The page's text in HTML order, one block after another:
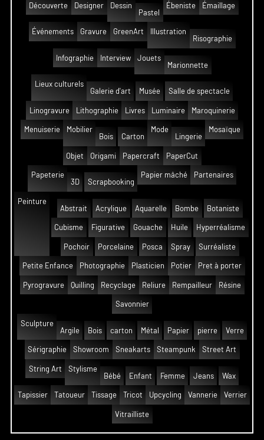
Découverte Designer
Dessin
Pastel
Ébeniste Émaillage
Événements Gravure GreenArt
Illustration
Risographie
Infographie Interview
Jouets
Marionnette
Lieux culturels
Galerie d'art
Musée Salle de spectacle
Linogravure Lithographie Livres Luminaire Maroquinerie
Menuiserie
Mobilier
Bois
Carton
Mode
Lingerie
Mosaïque
Objet Origami Papercraft PaperCut
Papeterie
3D
Scrapbooking
Papier mâché Partenaires
Peinture
Abstrait
Acrylique Aquarelle Bombe Botaniste
Cubisme Figurative Gouache Huile Hyperréalisme
Pochoir Porcelaine Posca Spray Surréaliste
Petite Enfance Photographie Plasticien Potier Pret à porter
Pyrogravure Quilling Recyclage Reliure Rempailleur Résine
Savonnier
Sculpture
Argile
Bois carton Métal Papier pierre Verre
Sérigraphie Showroom Sneakarts Steampunk Street Art
String Art
Stylisme
Bébé
Enfant Femme Jeans Wax
Tapissier Tatoueur Tissage Tricot Upcycling Vannerie Verrier
Vitrailliste